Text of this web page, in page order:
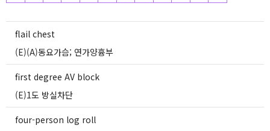
flail chest
(E)(A)동요가슴; 연가양흉부
first degree AV block
(E)1도 방실차단
four-person log roll